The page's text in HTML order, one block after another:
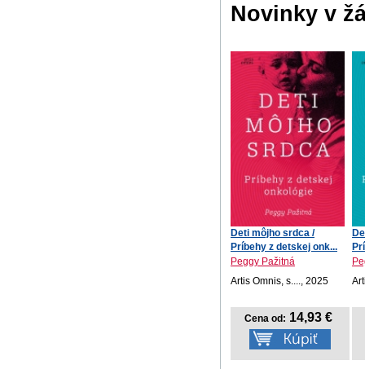
Novinky v
Deti môjho srdca /
Príbehy z detskej onk...
Peggy Pažitná
Artis Omnis, s...., 2025
Cena od: 14,93 €